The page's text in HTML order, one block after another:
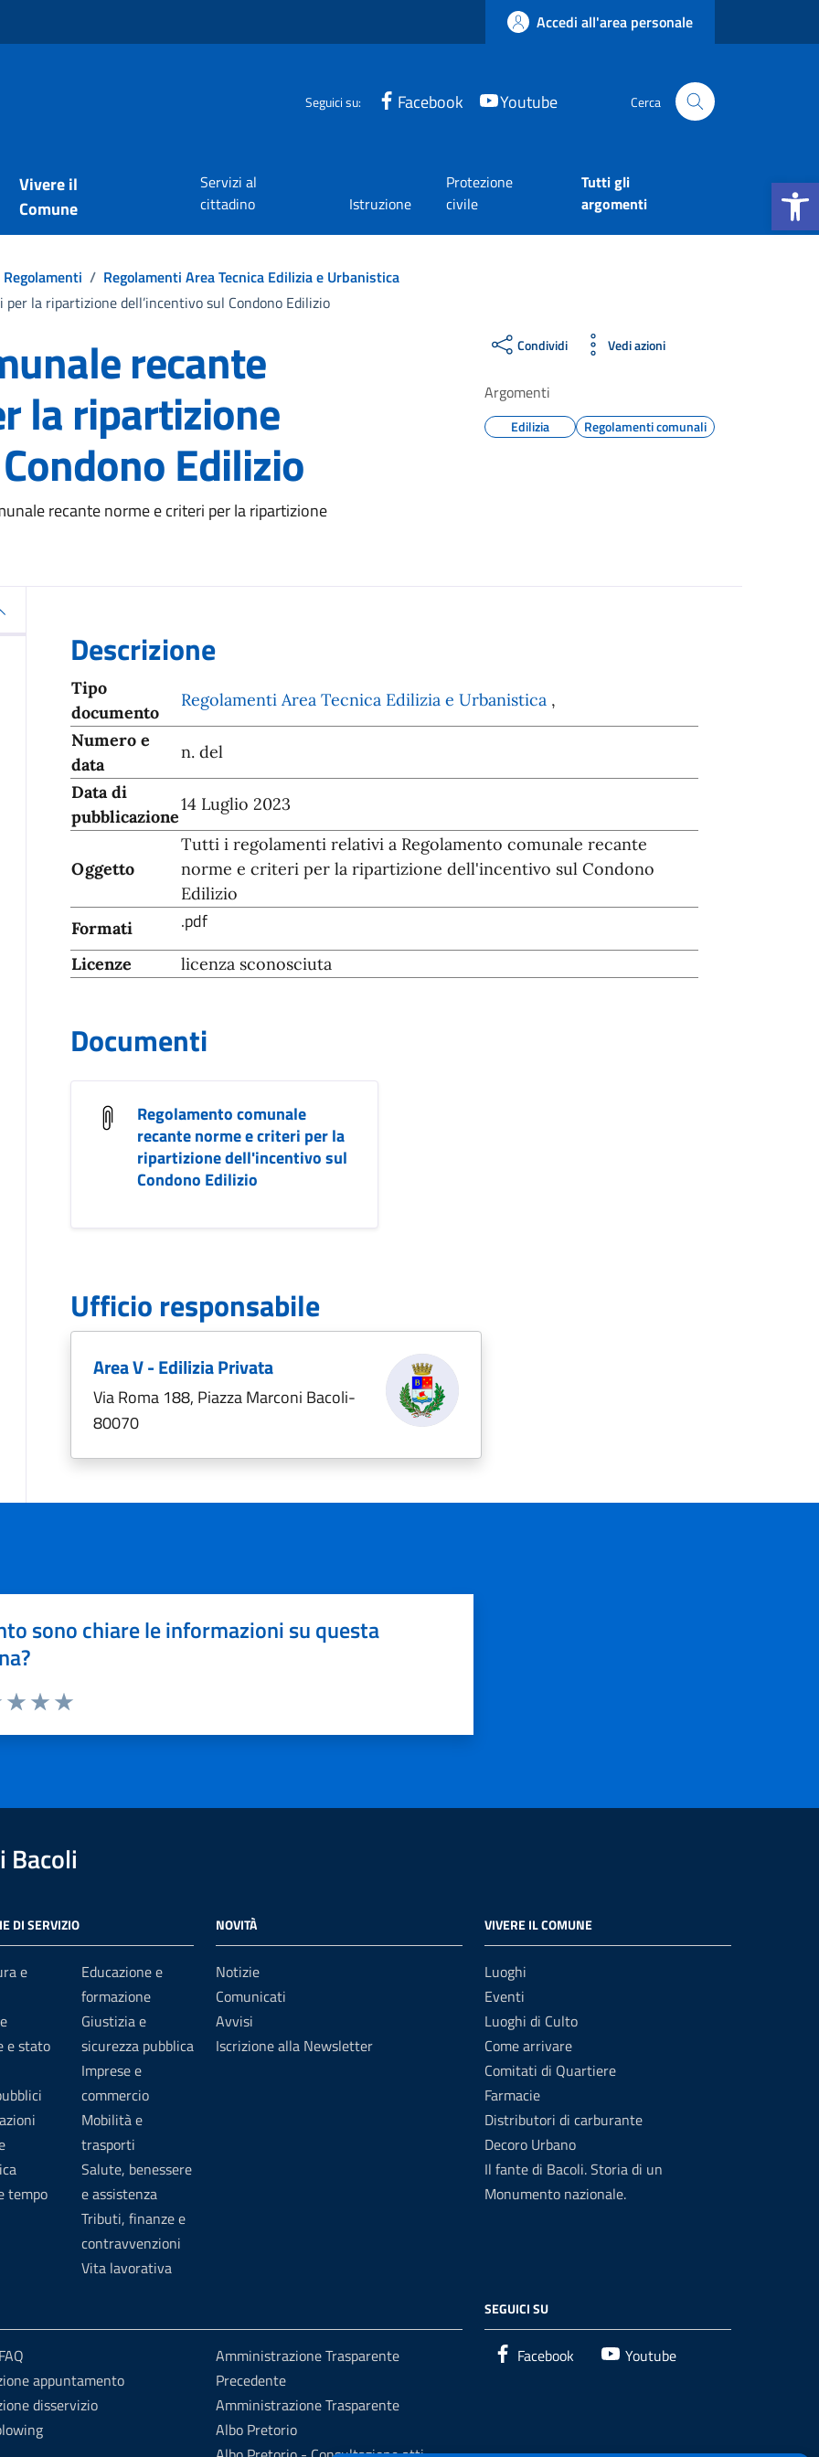
Apri la
Accedi all'area personale
Seguici su: Facebook Youtube Cerca
Vivere il
Comune
Servizi al
cittadino
Istruzione
Protezione
civile
Tutti gli
argomenti
Regolamenti / Regolamenti Area Tecnica Edilizia e Urbanistica
la ripartizione dell’incentivo sul Condono Edilizio
recante
la ripartizione
Edilizio
recante norme e criteri per la ripartizione
Condividi Vedi azioni
Argomenti
Edilizia Regolamenti comunali
Descrizione
Tipo
documento
Regolamenti Area Tecnica Edilizia e Urbanistica ,
Numero e
data
n. del
Data di
pubblicazione
14 Luglio 2023
Oggetto
Tutti i regolamenti relativi a Regolamento comunale recante
norme e criteri per la ripartizione dell'incentivo sul Condono
Edilizio
Formati
.pdf
Licenze licenza sconosciuta
Documenti
Regolamento comunale
recante norme e criteri per la
ripartizione dell'incentivo sul
Condono Edilizio
Ufficio responsabile
Area V - Edilizia Privata
Via Roma 188, Piazza Marconi Bacoli-
80070
sono chiare le informazioni su questa
Bacoli
DI SERVIZIO
e
e stato
tempo
Educazione e
formazione
Giustizia e
sicurezza pubblica
Imprese e
commercio
Mobilità e
trasporti
Salute, benessere
e assistenza
Tributi, finanze e
contravvenzioni
Vita lavorativa
NOVITÀ
Notizie
Comunicati
Avvisi
Iscrizione alla Newsletter
VIVERE IL COMUNE
Luoghi
Eventi
Luoghi di Culto
Come arrivare
Comitati di Quartiere
Farmacie
Distributori di carburante
Decoro Urbano
Il fante di Bacoli. Storia di un
Monumento nazionale.
appuntamento
disservizio
Amministrazione Trasparente
Precedente
Amministrazione Trasparente
Albo Pretorio
SEGUICI SU
Facebook Youtube